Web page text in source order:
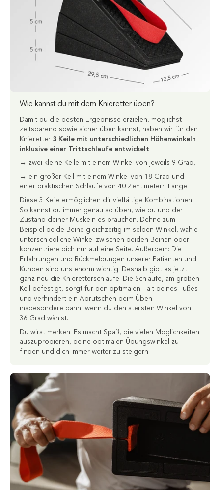
Wie kannst du mit dem Knieretter üben?
Damit du die besten Ergebnisse erzielen, möglichst
zeitsparend sowie sicher üben kannst, haben wir für den
Knieretter 3 Keile mit unterschiedlichen Höhenwinkeln
inklusive einer Trittschlaufe entwickelt:
→ zwei kleine Keile mit einem Winkel von jeweils 9 Grad,
→ ein großer Keil mit einem Winkel von 18 Grad und
einer praktischen Schlaufe von 40 Zentimetern Länge.
Diese 3 Keile ermöglichen dir vielfältige Kombinationen.
So kannst du immer genau so üben, wie du und der
Zustand deiner Muskeln es brauchen. Dehne zum
Beispiel beide Beine gleichzeitig im selben Winkel, wähle
unterschiedliche Winkel zwischen beiden Beinen oder
konzentriere dich nur auf eine Seite. Außerdem: Die
Erfahrungen und Rückmeldungen unserer Patienten und
Kunden sind uns enorm wichtig. Deshalb gibt es jetzt
ganz neu die Knieretterschlaufe! Die Schlaufe, am großen
Keil befestigt, sorgt für den optimalen Halt deines Fußes
und verhindert ein Abrutschen beim Üben –
insbesondere dann, wenn du den steilsten Winkel von
36 Grad wählst.
Du wirst merken: Es macht Spaß, die vielen Möglichkeiten
auszuprobieren, deine optimalen Übungswinkel zu
finden und dich immer weiter zu steigern.